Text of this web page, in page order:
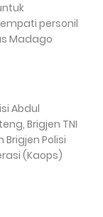
personil
Madago
Abdul
Brigjen TNI
Polisi
(Kaops)